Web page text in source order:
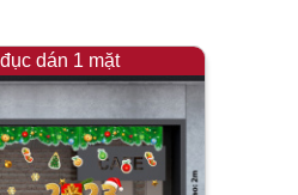
dán 1 mặt